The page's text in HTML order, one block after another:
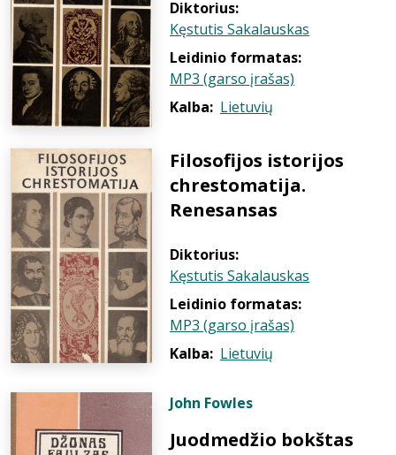
Diktorius:
Kęstutis Sakalauskas
Leidinio formatas:
MP3 (garso įrašas)
Kalba: Lietuvių
Filosofijos istorijos
chrestomatija.
Renesansas
Diktorius:
Kęstutis Sakalauskas
Leidinio formatas:
MP3 (garso įrašas)
Kalba: Lietuvių
John Fowles
Juodmedžio bokštas